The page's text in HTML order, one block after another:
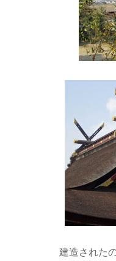
建造された